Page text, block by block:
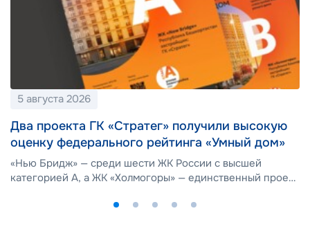
5 августа 2026
Два проекта ГК «Стратег» получили высокую
оценку федерального рейтинга «Умный дом»
«Нью Бридж» — среди шести ЖК России с высшей
категорией А, а ЖК «Холмогоры» — единственный проект